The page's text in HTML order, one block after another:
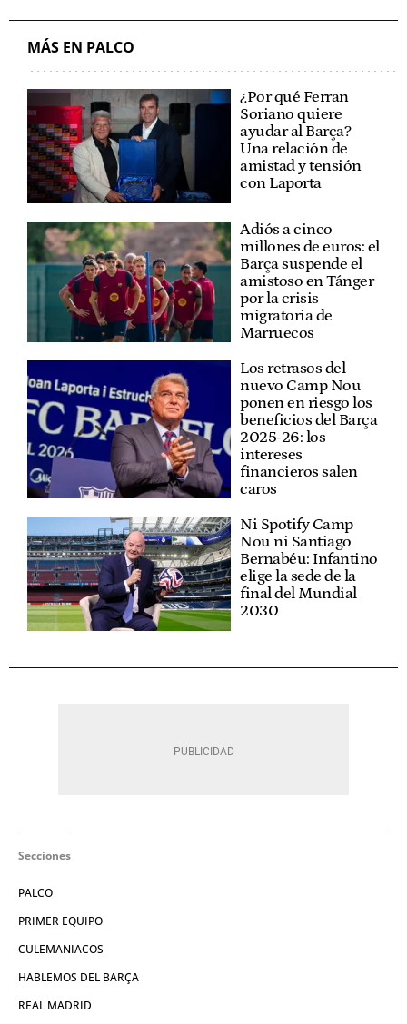
MÁS EN PALCO
¿Por qué Ferran
Soriano quiere
ayudar al Barça?
Una relación de
amistad y tensión
con Laporta
Adiós a cinco
millones de euros: el
Barça suspende el
amistoso en Tánger
por la crisis
migratoria de
Marruecos
Los retrasos del
nuevo Camp Nou
ponen en riesgo los
beneficios del Barça
2025-26: los
intereses
financieros salen
caros
Ni Spotify Camp
Nou ni Santiago
Bernabéu: Infantino
elige la sede de la
final del Mundial
2030
Secciones
PALCO
PRIMER EQUIPO
CULEMANIACOS
HABLEMOS DEL BARÇA
REAL MADRID